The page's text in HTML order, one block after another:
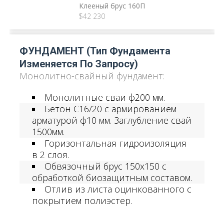
Клееный брус 160П
$42 230
ФУНДАМЕНТ (тип Фундамента
Изменяется По Запросу)
Монолитно-свайный фундамент:
Монолитные сваи ф200 мм.
Бетон С16/20 с армированием
арматурой ф10 мм. Заглубление свай
1500мм.
Горизонтальная гидроизоляция
в 2 слоя.
Обвязочный брус 150х150 с
обработкой биозащитным составом.
Отлив из листа оцинкованного с
покрытием полиэстер.